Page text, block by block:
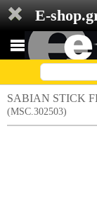
E-
SABIAN
(MSC.302503)